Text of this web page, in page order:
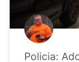
Policia: